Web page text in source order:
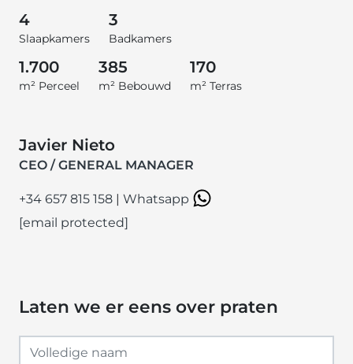
4
Slaapkamers
3
Badkamers
1.700
m² Perceel
385
m² Bebouwd
170
m² Terras
Javier Nieto
CEO / GENERAL MANAGER
+34 657 815 158 | Whatsapp
[email protected]
Laten we er eens over praten